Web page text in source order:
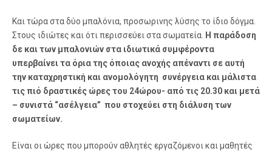
Και τώρα στα δύο μπαλόνια, προσωρινης λύσης το ίδιο δόγμα.
Στους ιδιώτες και ότι περισσεύει στα σωματεία. Η παράδοση
δε και των μπαλονιών στα ιδιωτικά συμφέροντα
υπερβαίνει τα όρια της όποιας ανοχής απέναντι σε αυτή
την καταχρηστική και ανομολόγητη συνέργεια και μάλιστα
τις πιό δραστικές ώρες του 24ώρου- από τις 20.30 και μετά
– συνιστά “ασέλγεια” που στοχεύει στη διάλυση των
σωματείων.
Είναι οι ώρες που μπορούν αθλητές εργαζόμενοι και μαθητές